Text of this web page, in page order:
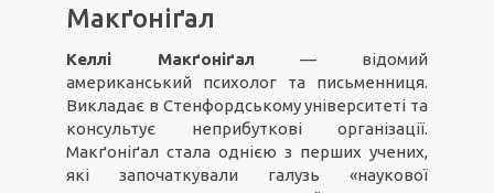
Макґоніґал
Келлі Макґоніґал — відомий
американський психолог та письменниця.
Викладає в Стенфордському університеті та
консультує неприбуткові організації.
Макґоніґал стала однією з перших учених,
які започаткували галузь «наукової